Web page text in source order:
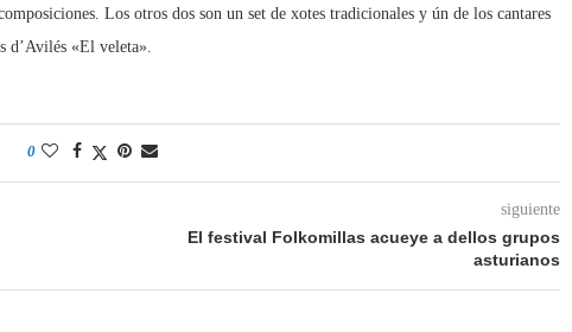
Los otros dos son un set de xotes tradicionales y ún de los cantares
d’Avilés «El veleta».
0
siguiente
El festival Folkomillas acueye a dellos grupos
asturianos